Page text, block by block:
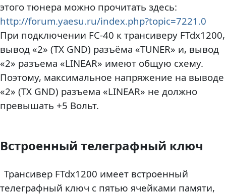
этого тюнера можно прочитать здесь:
http://forum.yaesu.ru/index.php?topic=7221.0
При подключении FC-40 к трансиверу FTdx1200,
вывод «2» (TX GND) разъёма «TUNER» и, вывод
«2» разъема «LINEAR» имеют общую схему.
Поэтому, максимальное напряжение на выводе
«2» (TX GND) разъема «LINEAR» не должно
превышать +5 Вольт.
Встроенный телеграфный ключ
Трансивер FTdx1200 имеет встроенный
телеграфный ключ с пятью ячейками памяти,